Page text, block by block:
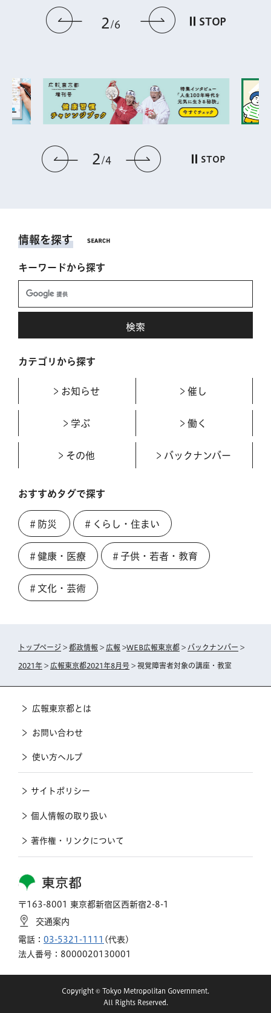
前のスライドを表示
2 6 次のスライドを
STOP
前のスライドを表示
2 4 次のスライドを表
STOP
情報を探す
キーワードから探す
カテゴリから探す
お知らせ 催し
学ぶ 働く
その他 バックナンバー
おすすめタグで探す
＃防災 ＃くらし・住まい
＃健康・医療 ＃子供・若者・教育
＃文化・芸術
トップページ > 都政情報 > 広報 >WEB広報東京都 > バックナンバー >
2021年 > 広報東京都2021年8月号 > 視覚障害者対象の講座・教室
東京都
〒163-8001 東京都新宿区西新宿2-8-1
交通案内
電話： 03-5321-1111 (代表)
法人番号：8000020130001
広報東京都とは
お問い合わせ
使い方ヘルプ
サイトポリシー
個人情報の取り扱い
著作権・リンクについて
Copyright © Tokyo Metropolitan Government.
All Rights Reserved.